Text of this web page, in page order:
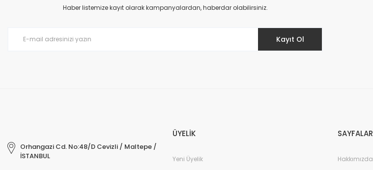
Ürün açıklamasında eksik bilgiler bulunuyor.
Haber listemize kayıt olarak kampanyalardan, haberdar olabilirsiniz.
Kayıt Ol
Orhangazi Cd. No:48/D Cevizli / Maltepe /
İSTANBUL
ÜYELİK
Yeni Üyelik
SAYFALAR
Hakkımızda